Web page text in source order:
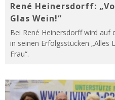
René Heinersdorff:
Glas Wein!“
Bei René Heinersdorff wird auf
in seinen Erfolgsstücken „Alles
Frau“.